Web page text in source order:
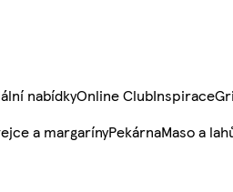
nabídkyOnline ClubInspirace
a margarínyPekárnaMaso a